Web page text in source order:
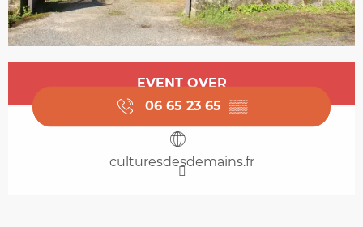
Opening hours & contact details
EVENT OVER
06 65 23 65 ▒▒
culturesdesdemains.fr